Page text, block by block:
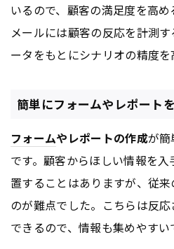
いるので、顧客の満足度を高め
メールには顧客の反応を計測
ータをもとにシナリオの精度を
簡単にフォームやレポート
フォームやレポートの作成が
です。顧客からほしい情報を入
置することはありますが、従
のが難点でした。こちらは反
できるので、情報も集めやすい